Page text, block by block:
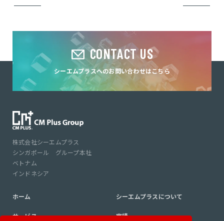
CONTACT US
シーエムプラスへのお問い合わせはこちら
株式会社シーエムプラス
シンガポール グループ本社
ベトナム
インドネシア
ホーム シーエムプラスについて
サービス 実績